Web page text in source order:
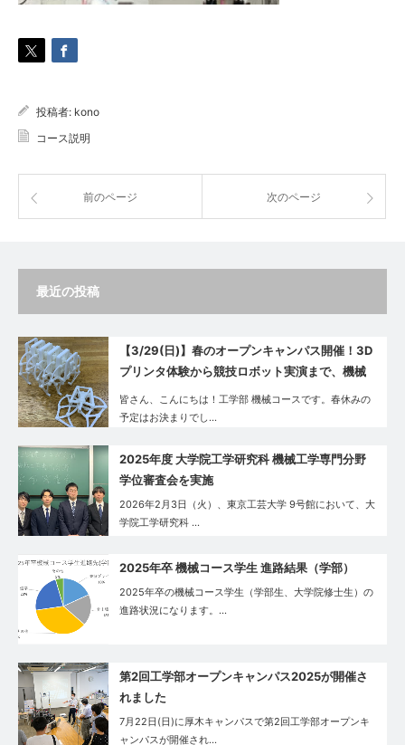
投稿者: kono
コース説明
前のページ 次のページ
最近の投稿
【3/29(日)】春のオープンキャンパス開催！3D
プリンタ体験から競技ロボット実演まで、機械
コースの魅力を体感しよう
皆さん、こんにちは！工学部 機械コースです。春休みの
予定はお決まりでし…
2025年度 大学院工学研究科 機械工学専門分野
学位審査会を実施
2026年2月3日（火）、東京工芸大学 9号館において、大
学院工学研究科 …
2025年卒 機械コース学生 進路結果（学部）
2025年卒の機械コース学生（学部生、大学院修士生）の
進路状況になります。…
第2回工学部オープンキャンパス2025が開催さ
れました
7月22日(日)に厚木キャンパスで第2回工学部オープンキ
ャンパスが開催され…